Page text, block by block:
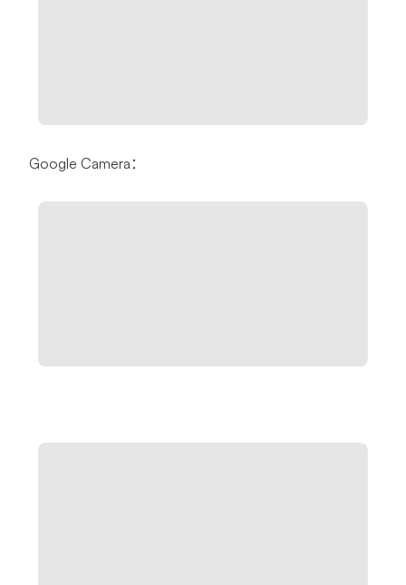
Google Camera：